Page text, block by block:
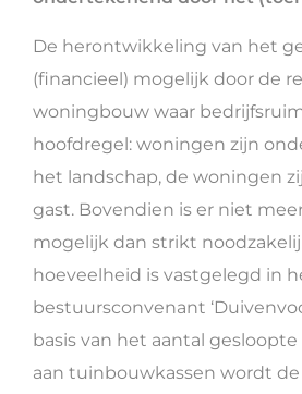
De herontwikkeling van het
(financieel) mogelijk door de
woningbouw waar
hoofdregel: woningen zijn
het landschap, de woningen
gast. Bovendien is er niet
mogelijk dan strikt
hoeveelheid is vastgelegd in
bestuursconvenant
basis van het aantal
aan tuinbouwkassen wordt